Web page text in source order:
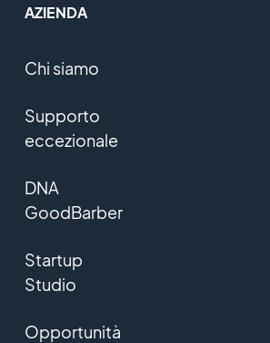
AZIENDA
Chi siamo
Supporto
eccezionale
DNA
GoodBarber
Startup
Studio
Opportunità